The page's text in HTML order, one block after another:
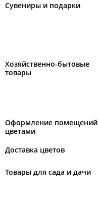
Сувениры и подарки
Хозяйственно-бытовые
товары
Оформление помещений
цветами
Доставка цветов
Товары для сада и дачи